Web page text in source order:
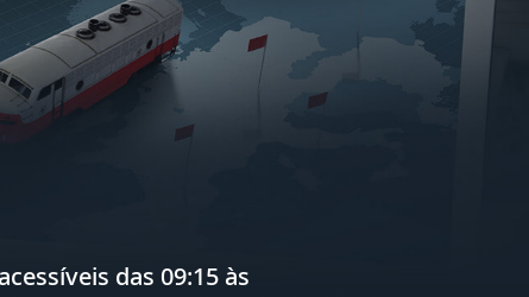
das 09:15 às